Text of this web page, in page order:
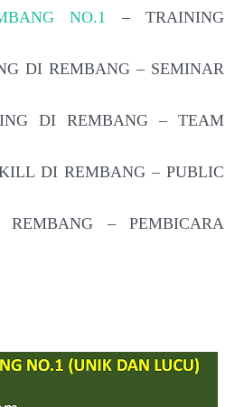
NO.1 – TRAINING
DI REMBANG – SEMINAR
DI REMBANG – TEAM
DI REMBANG – PUBLIC
– PEMBICARA